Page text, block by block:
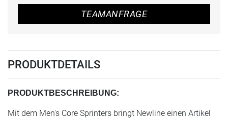
TEAMANFRAGE
PRODUKTDETAILS
PRODUKTBESCHREIBUNG:
Mit dem Men's Core Sprinters bringt Newline einen Artikel